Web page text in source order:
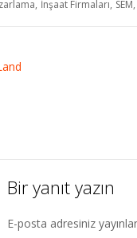
İnşaat Firmaları SEM
Bir yanıt yazın
E-posta adresiniz